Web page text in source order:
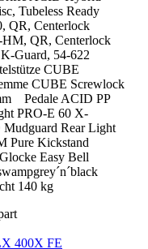
Tubeless Ready
QR, Centerlock
HM, QR, Centerlock
K-Guard, 54-622
CUBE
CUBE Screwlock
Pedale ACID PP
PRO-E 60 X-
Rear Light
Pure Kickstand
Easy Bell
140 kg